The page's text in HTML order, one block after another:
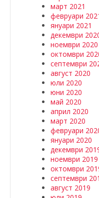
март 2021
февруари
януари 2021
декември
ноември 2020
октомври
септември
август 2020
юли 2020
юни 2020
май 2020
април 2020
март 2020
февруари
януари 2020
декември
ноември 2019
октомври
септември
август 2019